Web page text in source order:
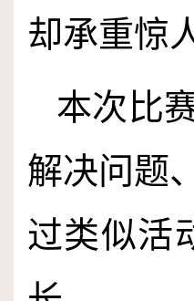
却承重惊
本次比
解决问题
过类似活